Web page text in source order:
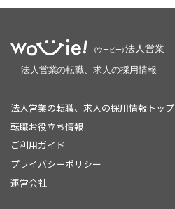
法人営業の転職、求人の採用情報トップ
転職お役立ち情報
ご利用ガイド
プライバシーポリシー
運営会社